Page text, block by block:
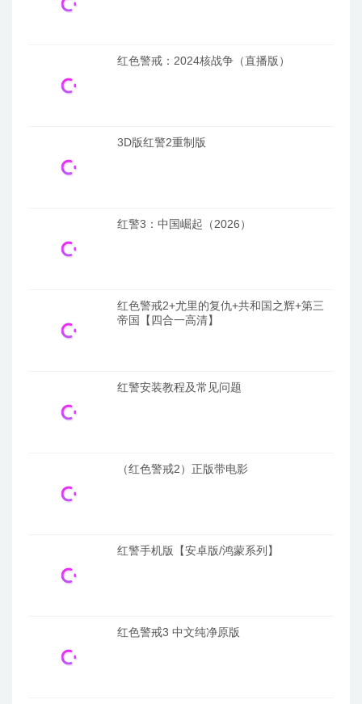
红色警戒：2024核战争（直播版）
3D版红警2重制版
红警3：中国崛起（2026）
红色警戒2+尤里的复仇+共和国之辉+第三
帝国【四合一高清】
红警安装教程及常见问题
（红色警戒2）正版带电影
红警手机版【安卓版/鸿蒙系列】
红色警戒3 中文纯净原版